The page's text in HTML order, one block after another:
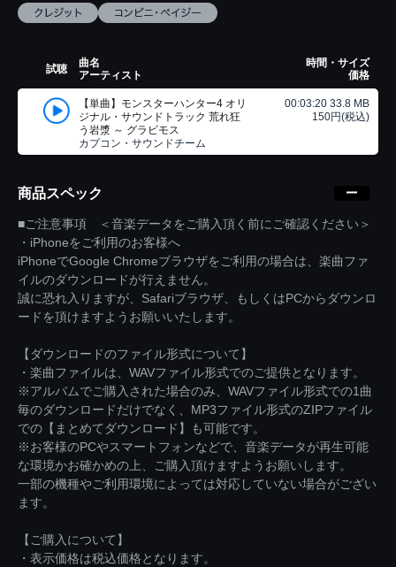
試聴
曲名
アーティスト
時間・サイズ
価格
【単曲】モンスターハンター4 オリ
ジナル・サウンドトラック 荒れ狂
う岩漿 ～ グラビモス
カプコン・サウンドチーム
00:03:20 33.8 MB
150円(税込)
商品スペック
■ご注意事項 ＜音楽データをご購入頂く前にご確認ください＞
・iPhoneをご利用のお客様へ
iPhoneでGoogle Chromeブラウザをご利用の場合は、楽曲ファ
イルのダウンロードが行えません。
誠に恐れ入りますが、Safariブラウザ、もしくはPCからダウンロ
ードを頂けますようお願いいたします。
【ダウンロードのファイル形式について】
・楽曲ファイルは、WAVファイル形式でのご提供となります。
※アルバムでご購入された場合のみ、WAVファイル形式での1曲
毎のダウンロードだけでなく、MP3ファイル形式のZIPファイル
での【まとめてダウンロード】も可能です。
※お客様のPCやスマートフォンなどで、音楽データが再生可能
な環境かお確かめの上、ご購入頂けますようお願いします。
一部の機種やご利用環境によっては対応していない場合がござい
ます。
【ご購入について】
・表示価格は税込価格となります。